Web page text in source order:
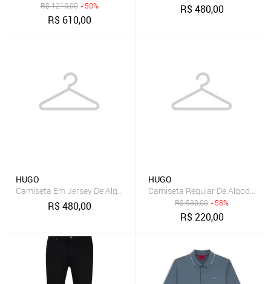
R$1210,00 - 50%
R$ 610,00
R$480,00
HUGO
Camiseta Em Jersey De Algodão Com Emblema De Logo
R$480,00
HUGO
Camiseta Regular De Algodão
R$530,00 - 58%
R$220,00